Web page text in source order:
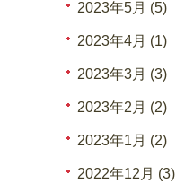
2023年5月 (5)
2023年4月 (1)
2023年3月 (3)
2023年2月 (2)
2023年1月 (2)
2022年12月 (3)